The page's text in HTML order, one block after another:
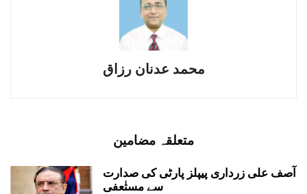
محمد عدنان رزاق
متعلقہ مضامین
آصف علی زرداری پیپلز پارٹی کی صدارت
سے مستٰعفی